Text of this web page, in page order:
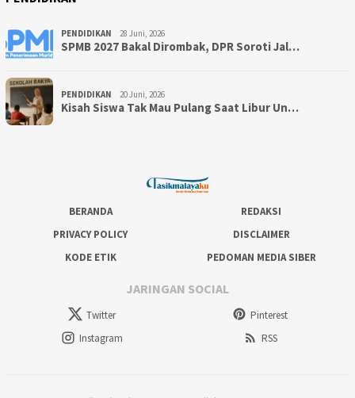
PENDIDIKAN 28 Juni, 2026
SPMB 2027 Bakal Dirombak, DPR Soroti Jal…
PENDIDIKAN 20 Juni, 2026
Kisah Siswa Tak Mau Pulang Saat Libur Un…
BERANDA
REDAKSI
PRIVACY POLICY
DISCLAIMER
KODE ETIK
PEDOMAN MEDIA SIBER
JARINGAN SOCIAL
Twitter
Pinterest
Instagram
RSS